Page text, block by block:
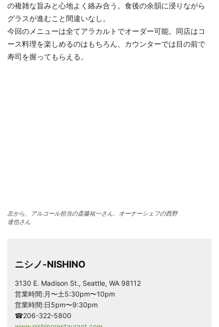
の複雑な旨みと心地よく絡み合う。食後の余韻に浸りながら
グラスが進むこと間違いなし。
今回のメニューは全てアラカルトでオーダー可能。同店はコ
ース料理を楽しめるのはもちろん、カウンターでは目の前で
寿司を握ってもらえる。
左から、アルコール担当の斎藤祐一さん、オーナーシェフの西野
達也さん
ニシノ-NISHINO
3130 E. Madison St., Seattle, WA 98112
営業時間:月〜土5:30pm〜10pm
営業時間:日5pm〜9:30pm
☎206-322-5800